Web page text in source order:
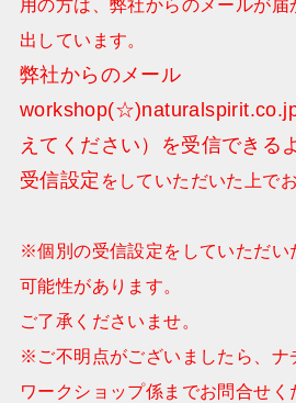
用の方は、弊社からのメールが
出しています。
弊社からのメール
えてください）を受信できる
受信設定 をしていただいた上で
※個別の受信設定をしていただい
可能性があります。
ご了承くださいませ。
※ご不明点がございましたら、ナ
ワークショップ係までお問合せく